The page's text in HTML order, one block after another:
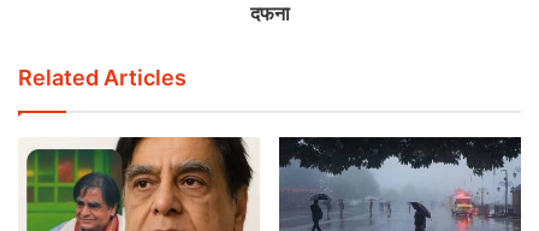
दफना
Related Articles